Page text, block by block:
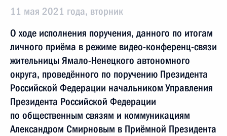
11 мая 2021 года, вторник
О ходе исполнения поручения, данного по итогам
личного приёма в режиме видео-конференц-связи
жительницы Ямало-Ненецкого автономного
округа, проведённого по поручению Президента
Российской Федерации начальником Управления
Президента Российской Федерации
по общественным связям и коммуникациям
Александром Смирновым в Приёмной Президента